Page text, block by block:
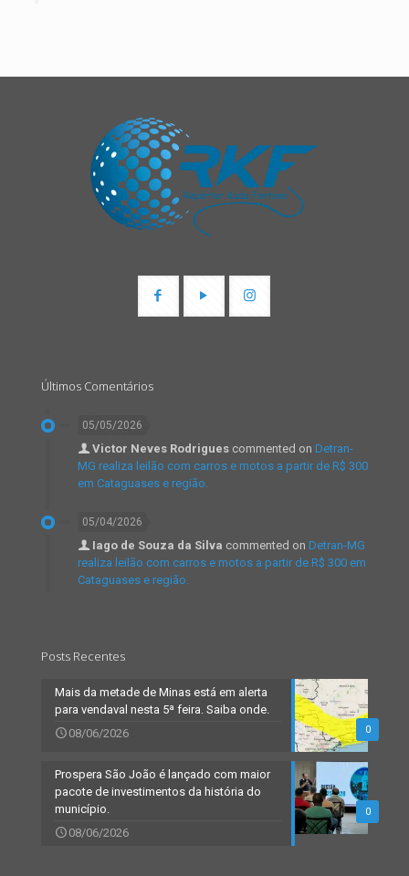
Últimos Comentários
05/05/2026
Victor Neves Rodrigues commented on Detran-
MG realiza leilão com carros e motos a partir de R$ 300
em Cataguases e região.
05/04/2026
Iago de Souza da Silva commented on Detran-MG
realiza leilão com carros e motos a partir de R$ 300 em
Cataguases e região.
Posts Recentes
0
Mais da metade de Minas está em alerta
para vendaval nesta 5ª feira. Saiba onde.
08/06/2026
0
Prospera São João é lançado com maior
pacote de investimentos da história do
município.
08/06/2026